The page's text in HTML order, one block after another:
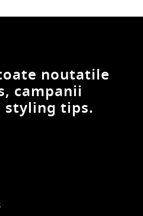
noutatile
campanii
styling tips.